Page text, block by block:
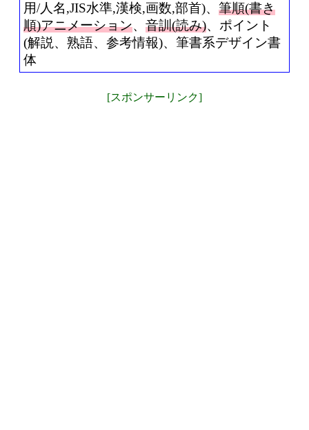
用/人名,JIS水準,漢検,画数,部首)、 筆順(書き
順)アニメーション、 音訓(読み)、ポイント
(解説、熟語、参考情報)、筆書系デザイン書
体
[スポンサーリンク]